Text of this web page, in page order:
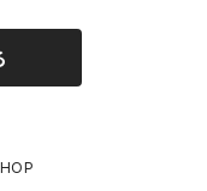
類含）＞